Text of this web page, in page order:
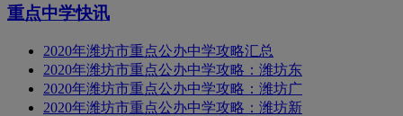
重点中学快讯
2020年潍坊市重点公办中学攻略汇总
2020年潍坊市重点公办中学攻略：潍坊东
2020年潍坊市重点公办中学攻略：潍坊广
2020年潍坊市重点公办中学攻略：潍坊新